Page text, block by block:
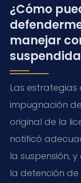
¿Cómo
manejar
Las estrategias
impugnación
original de la
notificó
la suspensión,
la detención